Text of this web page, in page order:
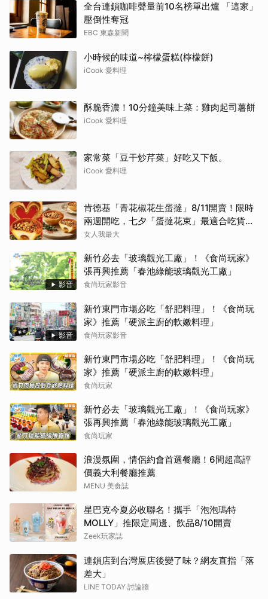
全台連鎖咖啡聲量前10名榜單出爐 「這家」
壓倒性奪冠
EBC 東森新聞
小時候的味道~檸檬蛋糕(檸檬餅)
iCook 愛料理
酥脆香濃！10分鐘美味上菜：雞肉起司薯餅
iCook 愛料理
家常菜「豆干炒芹菜」好吃又下飯。
iCook 愛料理
肯德基「青花椒花生蛋撻」8/11開賣！限時
兩週開吃，七夕「蛋撻花束」最適合吃貨女
友
女人我最大
影音
新竹必去「玻璃觀光工廠」！《食尚玩家》
張再興推薦「春池綠能玻璃觀光工廠」
食尚玩家影音
影音
新竹東門市場必吃「舒肥料理」！《食尚玩
家》推薦「硬派主廚的軟嫩料理」
食尚玩家影音
新竹東門市場必吃「舒肥料理」！《食尚玩
家》推薦「硬派主廚的軟嫩料理」
食尚玩家
新竹必去「玻璃觀光工廠」！《食尚玩家》
張再興推薦「春池綠能玻璃觀光工廠」
食尚玩家
浪漫氛圍，情侶約會首選餐廳！6間超高評
價義大利餐廳推薦
MENU 美食誌
星巴克今夏必收聯名！攜手「泡泡瑪特
MOLLY」推限定周邊、飲品8/10開賣
Zeek玩家誌
連鎖店到台灣展店後變了味？網友直指「落
差大」
LINE TODAY 討論牆